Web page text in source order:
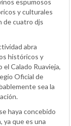
y culturales
de cuatro djs
abra
históricos y
Calado Ruavieja,
Oficial de
sea la
haya concebido
ya que es una